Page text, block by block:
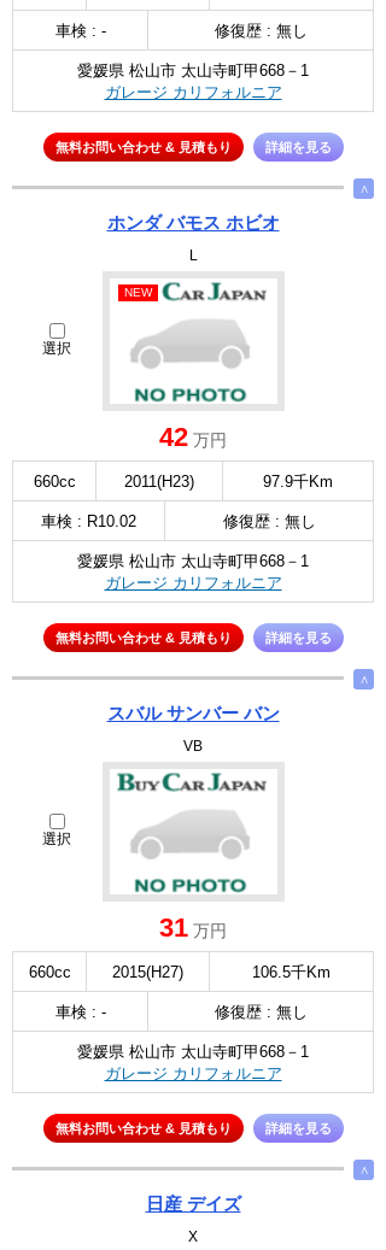
車検 : - 修復歴 : 無し
愛媛県 松山市 太山寺町甲668－1
ガレージ カリフォルニア
無料お問い合わせ & 見積もり 詳細を見る
∧
ホンダ バモス ホビオ
L
選択
NEW
42 万円
660cc 2011(H23) 97.9千Km
車検 : R10.02 修復歴 : 無し
愛媛県 松山市 太山寺町甲668－1
ガレージ カリフォルニア
無料お問い合わせ & 見積もり 詳細を見る
∧
スバル サンバー バン
VB
選択
31 万円
660cc 2015(H27) 106.5千Km
車検 : - 修復歴 : 無し
愛媛県 松山市 太山寺町甲668－1
ガレージ カリフォルニア
無料お問い合わせ & 見積もり 詳細を見る
∧
日産 デイズ
X